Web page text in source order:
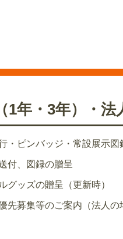
1年・3年）・法
・ピンバッジ・常設展示
付、図録の贈呈
グッズの贈呈（更新時）
先募集等のご案内（法人の